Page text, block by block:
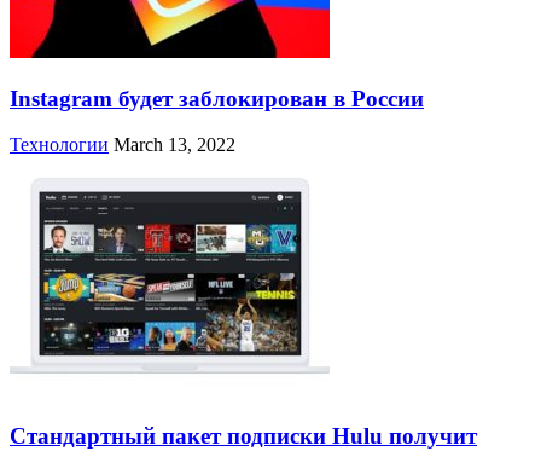
Instagram будет заблокирован в России
Технологии March 13, 2022
Стандартный пакет подписки Hulu получит